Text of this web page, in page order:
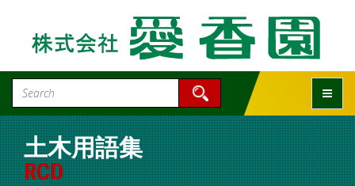
土木用語集
RCD